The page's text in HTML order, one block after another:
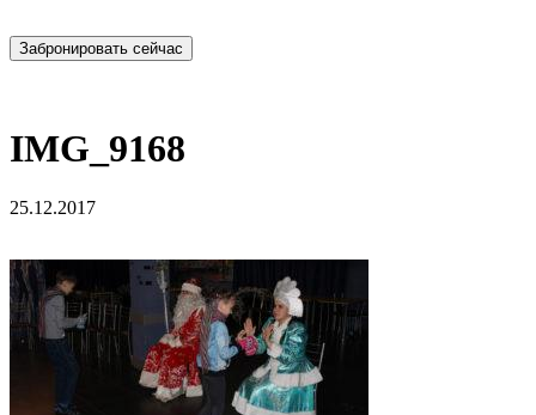
IMG_9168
25.12.2017